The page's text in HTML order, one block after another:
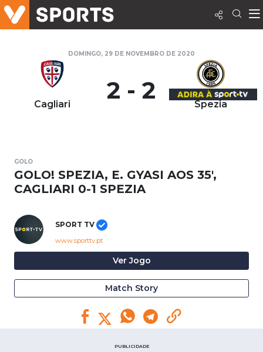
DOMINGO, 29 DE NOVEMBRO DE 2020
Cagliari 2 - 2 Spezia
GOLO
GOLO! SPEZIA, E. GYASI AOS 35',
CAGLIARI 0-1 SPEZIA
SPORT TV
www.sporttv.pt
Ver Jogo
Match Story
PUBLICIDADE